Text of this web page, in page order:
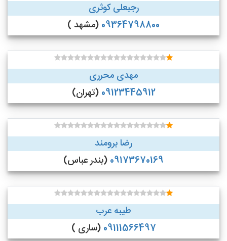
رجبعلی کوثری
09364798800 (مشهد )
مهدی محرری
09123445912 (تهران)
رضا برومند
09173670169 (بندر عباس)
طیبه عرب
09111566497 (ساری )